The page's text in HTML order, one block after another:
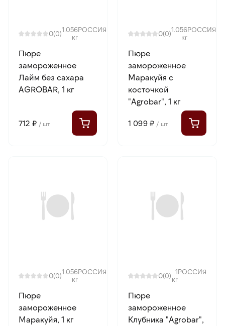
0(0)1.056
кг
РОССИЯ
Пюре
замороженное
Лайм без сахара
AGROBAR, 1 кг
712 ₽ / шт
0(0)1.056
кг
РОССИЯ
Пюре
замороженное
Маракуйя с
косточкой
"Agrobar", 1 кг
1 099 ₽ / шт
0(0)1.056
кг
РОССИЯ
Пюре
замороженное
Маракуйя, 1 кг
0(0) 1
кг
РОССИЯ
Пюре
замороженное
Клубника "Agrobar",